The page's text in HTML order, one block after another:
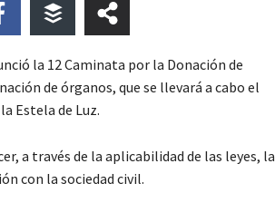
la 12 Caminata por la Donación de
de órganos, que se llevará a cabo el
Estela de Luz.
a través de la aplicabilidad de las leyes, la
con la sociedad civil.